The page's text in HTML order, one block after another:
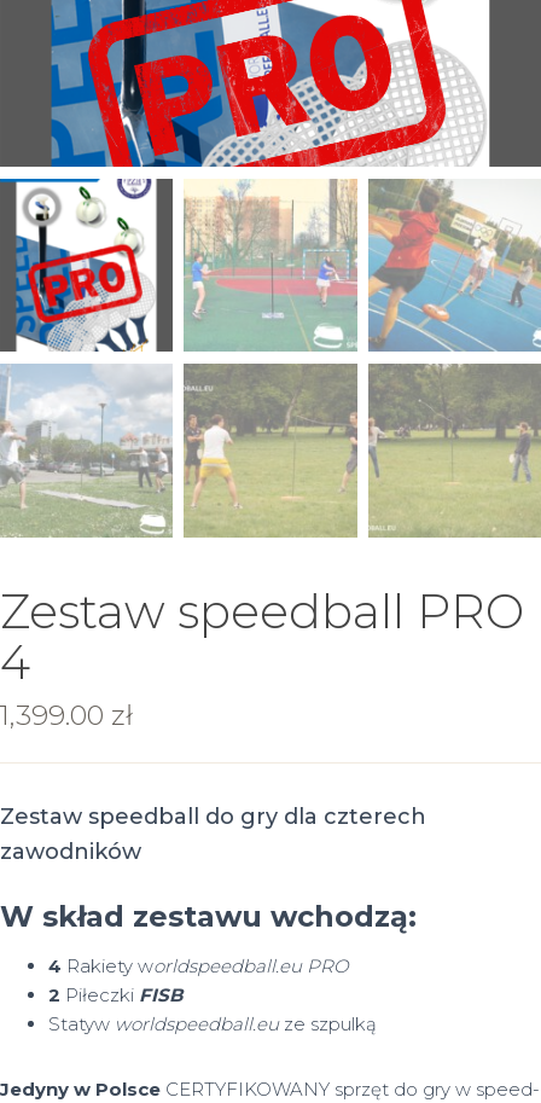
Zestaw speedball PRO
4
1,399.00 zł
Zestaw speedball do gry dla czterech
zawodników
W skład zestawu wchodzą:
4 Rakiety worldspeedball.eu PRO
2 Piłeczki FISB
Statyw worldspeedball.eu ze szpulką
Jedyny w Polsce CERTYFIKOWANY sprzęt do gry w speed-